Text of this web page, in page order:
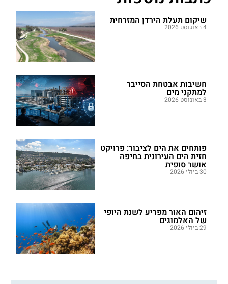
שיקום תעלת הירדן המזרחית
4 באוגוסט 2026
חשיבות אבטחת הסייבר
למתקני מים
3 באוגוסט 2026
פותחים את הים לציבור: פרויקט
חזית הים העירונית בחיפה
אושר סופית
30 ביולי 2026
זיהום האור מפריע לשנת היופי
של האלמוגים
29 ביולי 2026